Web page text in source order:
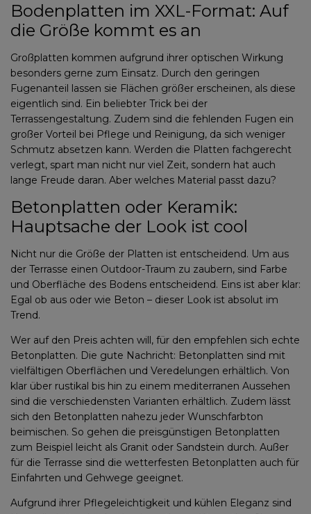
Bodenplatten im XXL-Format: Auf
die Größe kommt es an
Großplatten kommen aufgrund ihrer optischen Wirkung
besonders gerne zum Einsatz. Durch den geringen
Fugenanteil lassen sie Flächen größer erscheinen, als diese
eigentlich sind. Ein beliebter Trick bei der
Terrassengestaltung. Zudem sind die fehlenden Fugen ein
großer Vorteil bei Pflege und Reinigung, da sich weniger
Schmutz absetzen kann. Werden die Platten fachgerecht
verlegt, spart man nicht nur viel Zeit, sondern hat auch
lange Freude daran. Aber welches Material passt dazu?
Betonplatten oder Keramik:
Hauptsache der Look ist cool
Nicht nur die Größe der Platten ist entscheidend. Um aus
der Terrasse einen Outdoor-Traum zu zaubern, sind Farbe
und Oberfläche des Bodens entscheidend. Eins ist aber klar:
Egal ob aus oder wie Beton – dieser Look ist absolut im
Trend.
Wer auf den Preis achten will, für den empfehlen sich echte
Betonplatten. Die gute Nachricht: Betonplatten sind mit
vielfältigen Oberflächen und Veredelungen erhältlich. Von
klar über rustikal bis hin zu einem mediterranen Aussehen
sind die verschiedensten Varianten erhältlich. Zudem lässt
sich den Betonplatten nahezu jeder Wunschfarbton
beimischen. So gehen die preisgünstigen Betonplatten
zum Beispiel leicht als Granit oder Sandstein durch. Außer
für die Terrasse sind die wetterfesten Betonplatten auch für
Einfahrten und Gehwege geeignet.
Aufgrund ihrer Pflegeleichtigkeit und kühlen Eleganz sind